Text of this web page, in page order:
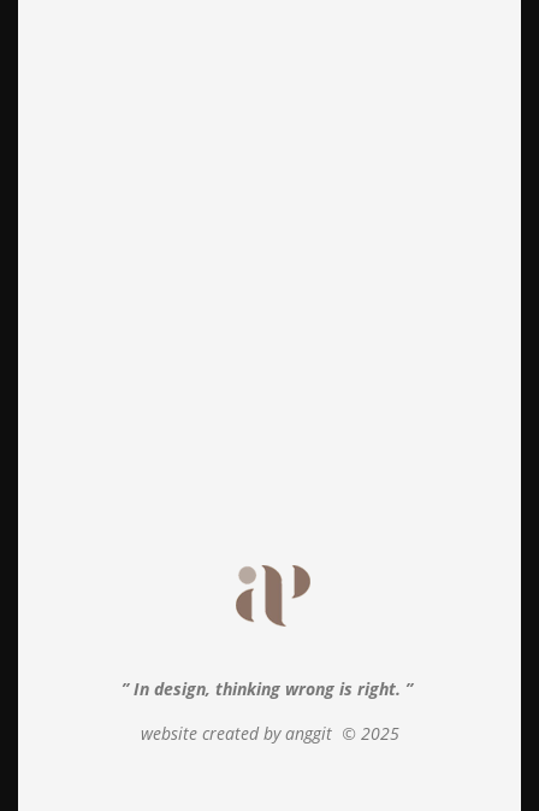
” In design, thinking wrong is right. ”
website created by anggit © 2025